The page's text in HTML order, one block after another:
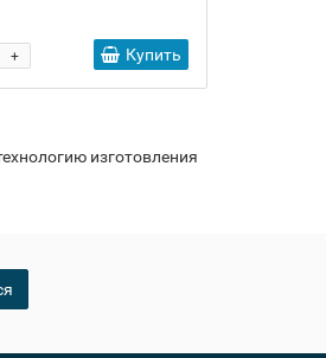
+ Купить
изготовления